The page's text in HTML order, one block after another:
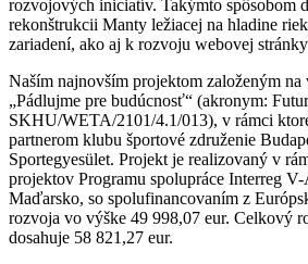
rozvojových iniciatív. Takýmto spôsobom
rekonštrukcii Manty ležiacej na hladine
zariadení, ako aj k rozvoju webovej
Naším najnovším projektom založeným
„Pádlujme pre budúcnosť“ (akronym:
SKHU/WETA/2101/4.1/013), v rámci
partnerom klubu športové združenie
Sportegyesület. Projekt je realizovaný v
projektov Programu spolupráce Interreg
Maďarsko, so spolufinancovaním z
rozvoja vo výške 49 998,07 eur. Celkový
dosahuje 58 821,27 eur.